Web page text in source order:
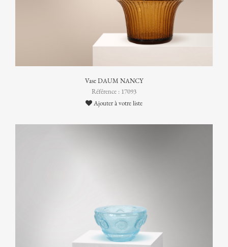
Vase DAUM NANCY
Référence : 17093
Ajouter à votre liste